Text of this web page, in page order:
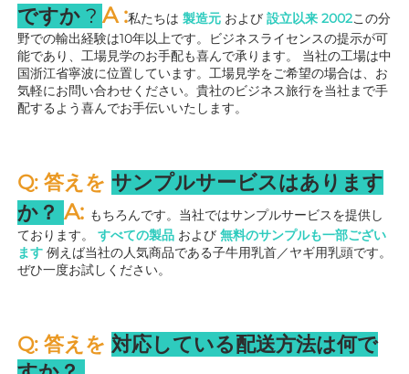
ですか ? A :私たちは 製造元 および 設立以来 2002この分
野での輸出経験は10年以上です。ビジネスライセンスの提示が可
能であり、工場見学のお手配も喜んで承ります。 当社の工場は中
国浙江省寧波に位置しています。工場見学をご希望の場合は、お
気軽にお問い合わせください。貴社のビジネス旅行を当社まで手
配するよう喜んでお手伝いいたします。
Q: 答えを サンプルサービスはあります
か？ A: もちろんです。当社ではサンプルサービスを提供し
ております。 すべての製品 および 無料のサンプルも一部ござい
ます 例えば当社の人気商品である子牛用乳首／ヤギ用乳頭です。
ぜひ一度お試しください。
Q: 答えを 対応している配送方法は何で